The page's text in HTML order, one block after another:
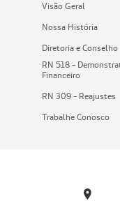
Visão Geral
Nossa História
Diretoria e Conselho
RN 518 -
Financeiro
RN 309 - Reajustes
Trabalhe Conosco